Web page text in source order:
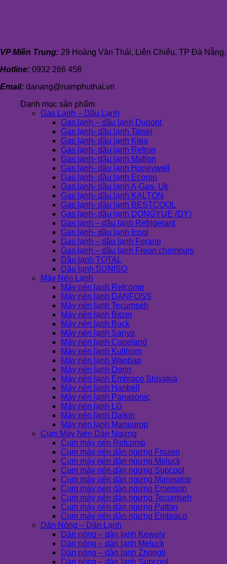
VP Miền Trung: 29 Hoàng Văn Thái, Liên Chiểu, TP Đà Nẵng.
Hotline: 0932 266 458
Email: danang@namphuthai.vn
Danh mục sản phẩm
Gas Lạnh – Dầu Lạnh
Gas lạnh – dầu lạnh Dupont
Gas lạnh- dầu lạnh Taisei
Gas lạnh- dầu lạnh Klea
Gas lạnh- dầu lạnh Refron
Gas lạnh- dầu lạnh Mafron
Gas lạnh- dầu lạnh Honeywell
Gas lạnh- dầu lạnh Ecoron
Gas lạnh- dầu lạnh A-Gas- Uk
Gas lạnh- dầu lạnh KALTON
Gas lạnh- dầu lạnh BESTCOOL
Gas lạnh- dầu lạnh DONGYUE (DY)
Gas lạnh – dầu lạnh Refrigerant
Gas lạnh- dầu lạnh Icool
Gas lạnh – dầu lạnh Forane
Gas lạnh – dầu lạnh Freon chemours
Dầu lạnh TOTAL
Dầu lạnh SUNISO
Máy Nén Lạnh
Máy nén lạnh Refcomp
Máy nén lạnh DANFOSS
Máy nén lạnh Tecumseh
Máy nén lạnh Bitzer
Máy nén lạnh Bock
Máy nén lạnh Sanyo
Máy nén lạnh Copeland
Máy nén lạnh Kulthorn
Máy nén lạnh Wanbao
Máy nén lạnh Dorin
Máy nén lạnh Embraco Slovakia
Máy nén lạnh Hanbell
Máy nén lạnh Panasonic
Máy nén lạnh LG
Máy nén lạnh Daikin
Máy nén lạnh Maneurop
Cụm Máy Nén Dàn Ngưng
Cụm máy nén Refcomp
Cụm máy nén dàn ngưng Frozen
Cụm máy nén dàn ngưng Meluck
Cụm máy nén dàn ngưng Supcool
Cụm máy nén dàn ngưng Maneurop
Cụm máy nén dàn ngưng Emerson
Cụm máy nén dàn ngưng Tecumseh
Cụm máy nén dàn ngưng Patton
Cụm máy nén dàn ngưng Embraco
Dàn Nóng – Dàn Lạnh
Dàn nóng – dàn lạnh Kewely
Dàn nóng – dàn lạnh Meluck
Dàn nóng – dàn lạnh Zhongli
Dàn nóng – dàn lạnh Supcool